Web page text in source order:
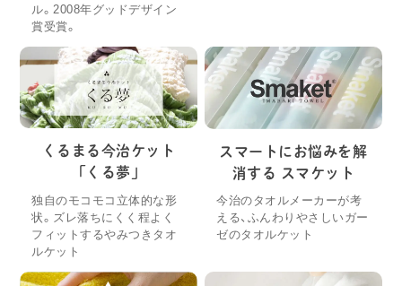
ル。2008年グッドデザイン
賞受賞。
くるまる今治ケット
「くる夢」
独自のモコモコ立体的な形
状。ズレ落ちにくく程よく
フィットするやみつきタオ
ルケット
スマートにお悩みを解
消する スマケット
今治のタオルメーカーが考
える、ふんわりやさしいガー
ゼのタオルケット